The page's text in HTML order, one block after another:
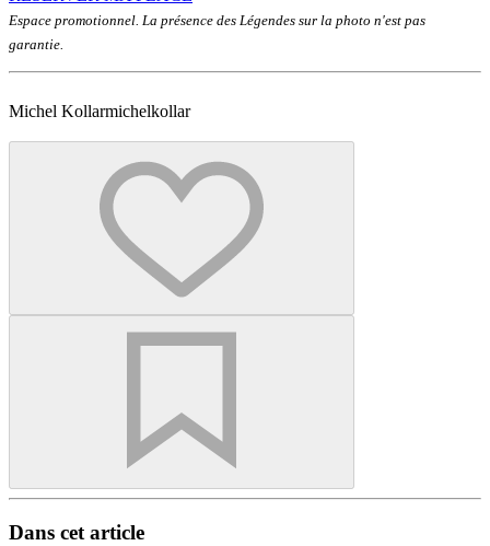
Espace promotionnel. La présence des Légendes sur la photo n'est pas
garantie.
Michel Kollarmichelkollar
Dans cet article